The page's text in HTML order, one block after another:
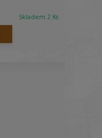
Skladem 2 Ks